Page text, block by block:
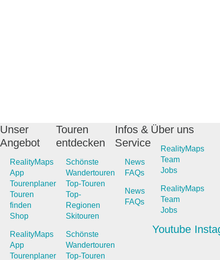
Unser
Angebot
RealityMaps
App
Tourenplaner
Touren
finden
Shop
RealityMaps
App
Tourenplaner
Touren
entdecken
Schönste
Wandertouren
Top-Touren
Top-
Regionen
Skitouren
Schönste
Wandertouren
Top-Touren
Infos &
Service
News
FAQs
News
FAQs
Über uns
RealityMaps
Team
Jobs
RealityMaps
Team
Jobs
Youtube